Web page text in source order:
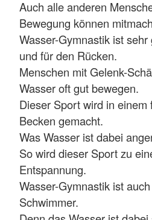
Auch alle anderen
Bewegung können
Wasser-Gymnastik ist
und für den Rücken.
Menschen mit Gelenk-
Wasser oft gut bewegen.
Dieser Sport wird in
Becken gemacht.
Was Wasser ist dabei
So wird dieser Sport zu
Entspannung.
Wasser-Gymnastik ist
Schwimmer.